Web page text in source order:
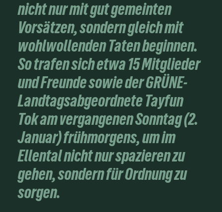
nicht nur mit gut gemeinten
Vorsätzen, sondern gleich mit
wohlwollenden Taten beginnen.
So trafen sich etwa 15 Mitglieder
und Freunde sowie der GRÜNE-
Landtagsabgeordnete Tayfun
Tok am vergangenen Sonntag (2.
Januar) frühmorgens, um im
Ellental nicht nur spazieren zu
gehen, sondern für Ordnung zu
sorgen.